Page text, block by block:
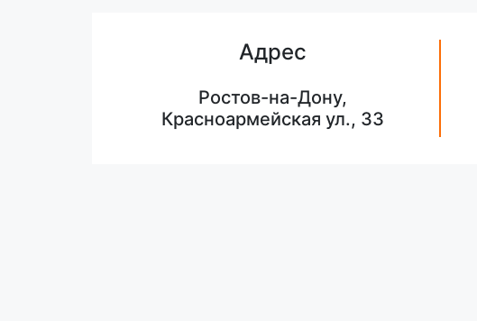
Адрес
Ростов-на-Дону,
Красноармейская ул., 33